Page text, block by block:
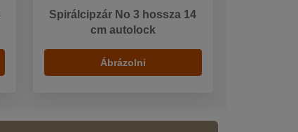
Spirálcipzár No 3 hossza 14
cm autolock
Ábrázolni